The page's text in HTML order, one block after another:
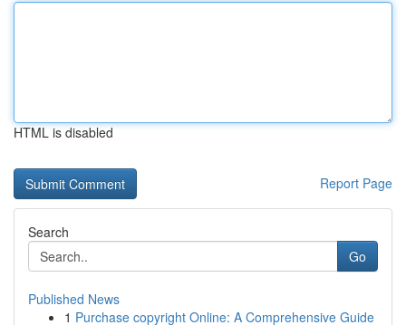
HTML is disabled
Report Page
Search
Go
Published News
1 Purchase copyright Online: A Comprehensive Guide